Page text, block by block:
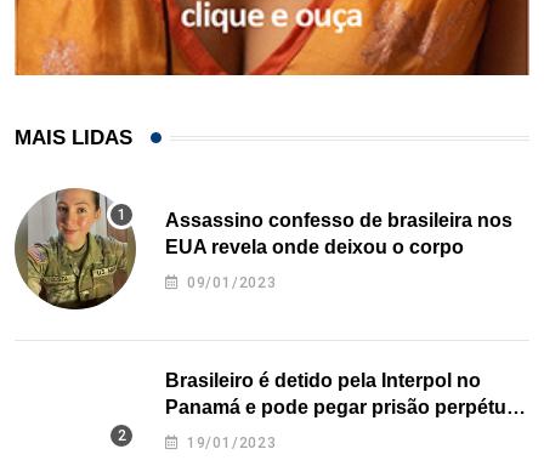
MAIS LIDAS
Assassino confesso de brasileira nos
EUA revela onde deixou o corpo
09/01/2023
Brasileiro é detido pela Interpol no
Panamá e pode pegar prisão perpétua
nos EUA
19/01/2023